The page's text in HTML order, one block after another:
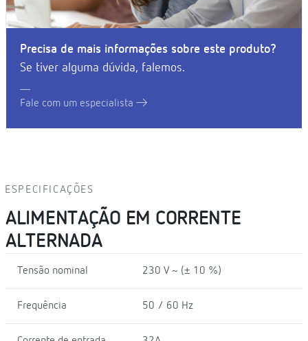
Precisa de mais informações sobre este produto?
Se tiver alguma dúvida, falemos.
Fale com um especialista
ESPECIFICAÇÕES
ALIMENTAÇÃO EM CORRENTE
ALTERNADA
Tensão nominal 230 V ~ (± 10 %)
Frequência 50 / 60 Hz